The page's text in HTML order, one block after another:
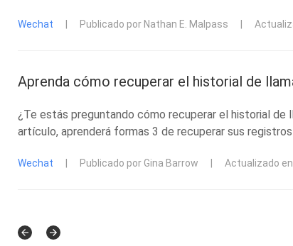
Wechat Publicado por Nathan E. Malpass
Aprenda cómo recuperar el historial de
¿Te estás preguntando cómo recuperar el historial de
artículo, aprenderá formas 3 de recuperar sus
Wechat Publicado por Gina Barrow Actualizado